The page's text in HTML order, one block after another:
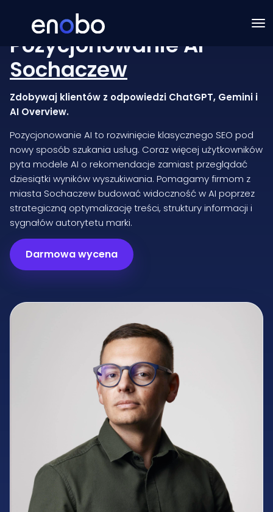
Pozycjonowanie AI
Sochaczew
Zdobywaj klientów z odpowiedzi ChatGPT, Gemini i
AI Overview.
Pozycjonowanie AI to rozwinięcie klasycznego SEO pod
nowy sposób szukania usług. Coraz więcej użytkowników
pyta modele AI o rekomendacje zamiast przeglądać
dziesiątki wyników wyszukiwania. Pomagamy firmom z
miasta Sochaczew budować widoczność w AI poprzez
strategiczną optymalizację treści, struktury informacji i
sygnałów autorytetu marki.
Darmowa wycena